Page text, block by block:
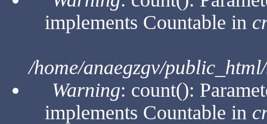
implements Countable in
/home/anaegzgv/
Warning: count():
implements Countable in